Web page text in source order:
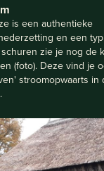
is een authentieke
en een
zie je nog de
(foto). Deze vind je
stroomopwaarts in